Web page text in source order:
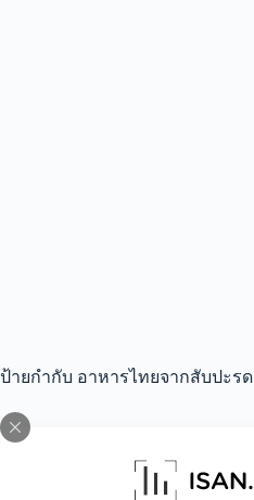
ป้ายกำกับ อาหารไทยจากสับปะรด
Food Lifestyle